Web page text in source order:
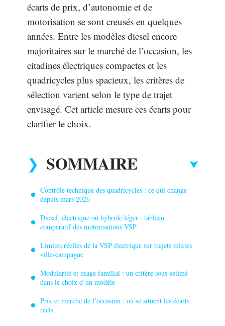
écarts de prix, d’autonomie et de
motorisation se sont creusés en quelques
années. Entre les modèles diesel encore
majoritaires sur le marché de l’occasion, les
citadines électriques compactes et les
quadricycles plus spacieux, les critères de
sélection varient selon le type de trajet
envisagé. Cet article mesure ces écarts pour
clarifier le choix.
SOMMAIRE
Contrôle technique des quadricycles : ce qui change
depuis mars 2026
Diesel, électrique ou hybride léger : tableau
comparatif des motorisations VSP
Limites réelles de la VSP électrique sur trajets mixtes
ville-campagne
Modularité et usage familial : un critère sous-estimé
dans le choix d’un modèle
Prix et marché de l’occasion : où se situent les écarts
réels